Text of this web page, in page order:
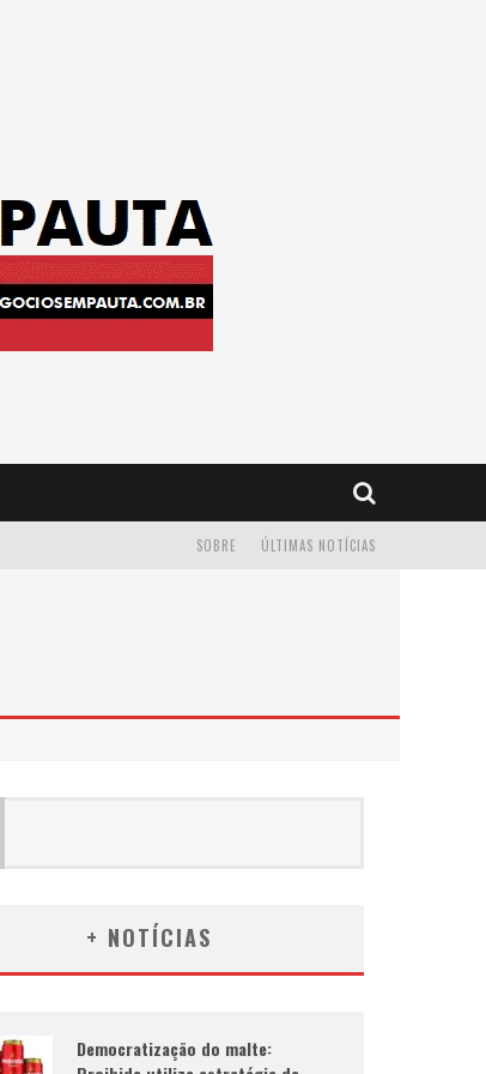
ÚLTIMAS NOTÍCIAS
SOBRE
+ NOTÍCIAS
Democratização do malte: